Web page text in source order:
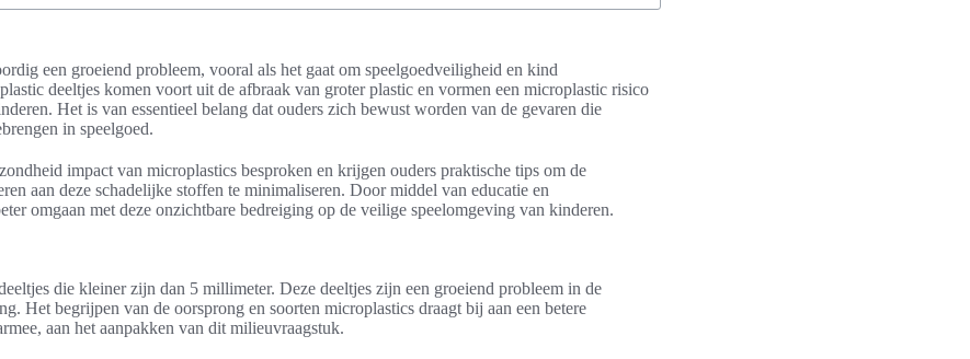
een groeiend probleem, vooral als het gaat om speelgoedveiligheid en kind
deeltjes komen voort uit de afbraak van groter plastic en vormen een microplastic risico
Het is van essentieel belang dat ouders zich bewust worden van de gevaren die
in speelgoed.
impact van microplastics besproken en krijgen ouders praktische tips om de
aan deze schadelijke stoffen te minimaliseren. Door middel van educatie en
omgaan met deze onzichtbare bedreiging op de veilige speelomgeving van kinderen.
die kleiner zijn dan 5 millimeter. Deze deeltjes zijn een groeiend probleem in de
Het begrijpen van de oorsprong en soorten microplastics draagt bij aan een betere
aan het aanpakken van dit milieuvraagstuk.